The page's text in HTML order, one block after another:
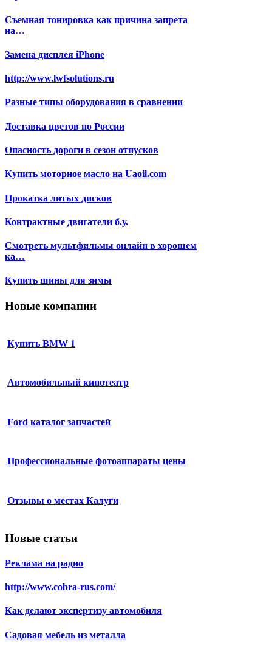
Съемная тонировка как причина запрета
на…
Замена дисплея iPhone
http://www.lwfsolutions.ru
Разные типы оборудования в сравнении
Доставка цветов по России
Опасность дороги в сезон отпусков
Купить моторное масло на Uaoil.com
Прокатка литых дисков
Контрактные двигатели б.у.
Смотреть мультфильмы онлайн в хорошем
ка…
Купить шины для зимы
Новые компании
Купить BMW 1
Автомобильный кинотеатр
Ford каталог запчастей
Профессиональные фотоаппараты цены
Отзывы о местах Калуги
Новые статьи
Реклама на радио
http://www.cobra-rus.com/
Как делают экспертизу автомобиля
Садовая мебель из металла